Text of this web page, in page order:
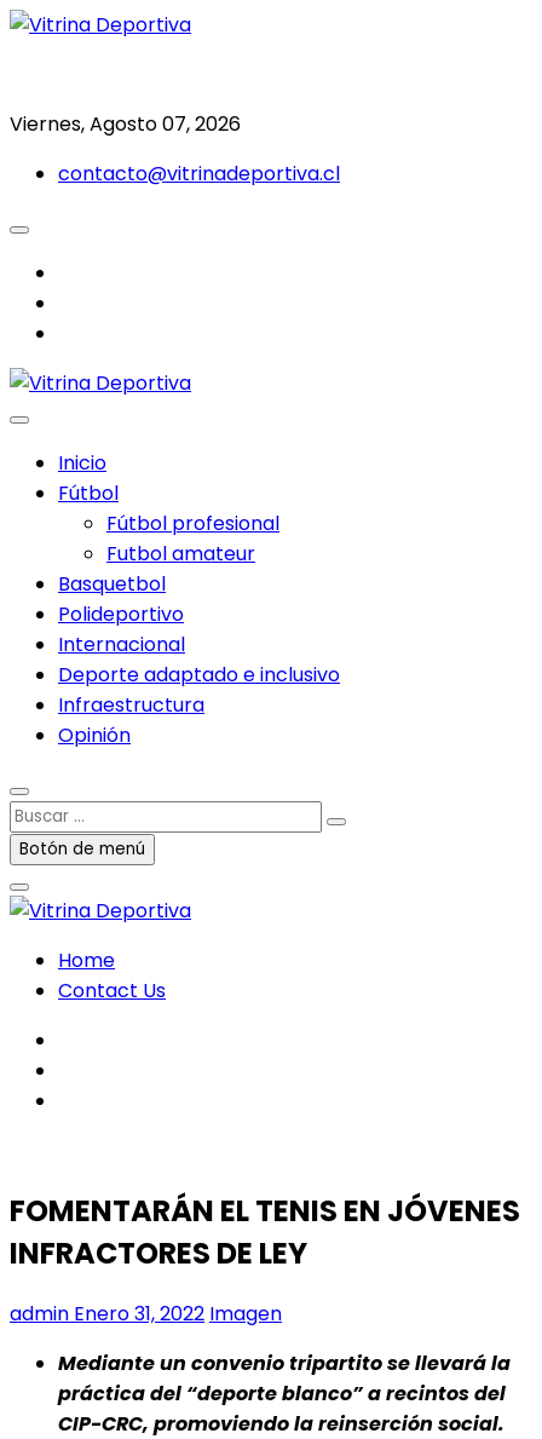
Saltar
Viernes, Agosto 07, 2026
contacto@vitrinadeportiva.cl
Inicio
Fútbol
Fútbol profesional
Futbol amateur
Basquetbol
Polideportivo
Internacional
Deporte adaptado e inclusivo
Infraestructura
Opinión
Buscar
…Botón de menú
Home
Contact Us
FOMENTARÁN EL TENIS EN JÓVENES
INFRACTORES DE LEY
admin Enero 31, 2022 Imagen
Mediante un convenio tripartito se llevará la
práctica del “deporte blanco” a recintos del
CIP-CRC, promoviendo la reinserción social.